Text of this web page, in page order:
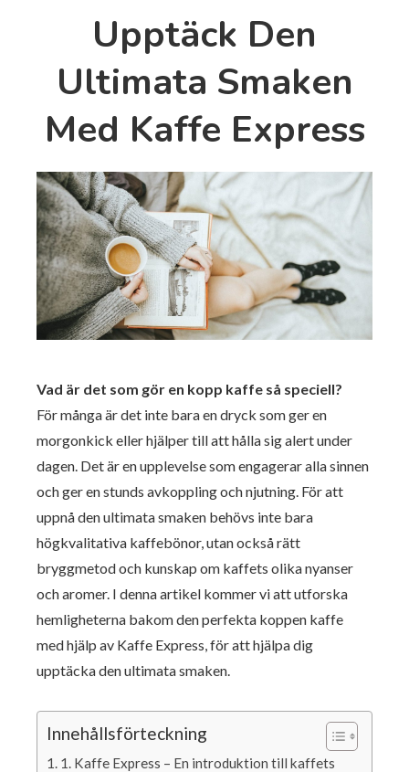
Upptäck Den
Ultimata Smaken
Med Kaffe Express
Vad är det som gör en kopp kaffe så speciell?
För många är det inte bara en dryck som ger en
morgonkick eller hjälper till att hålla sig alert under
dagen. Det är en upplevelse som engagerar alla sinnen
och ger en stunds avkoppling och njutning. För att
uppnå den ultimata smaken behövs inte bara
högkvalitativa kaffebönor, utan också rätt
bryggmetod och kunskap om kaffets olika nyanser
och aromer. I denna artikel kommer vi att utforska
hemligheterna bakom den perfekta koppen kaffe
med hjälp av Kaffe Express, för att hjälpa dig
upptäcka den ultimata smaken.
Innehållsförteckning
1. Kaffe Express – En introduktion till kaffets